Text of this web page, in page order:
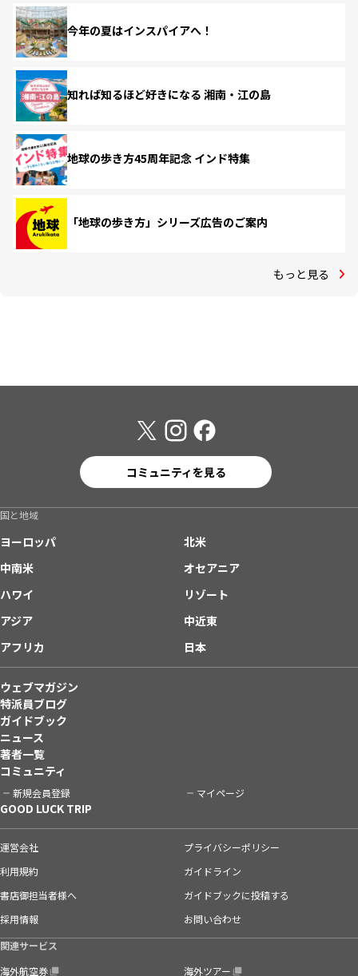
今年の夏はインスパイアへ！
知れば知るほど好きになる 湘南・江の島
地球の歩き方45周年記念 インド特集
「地球の歩き方」シリーズ広告のご案内
もっと見る
コミュニティを見る
国と地域
ヨーロッパ
北米
中南米
オセアニア
ハワイ
リゾート
アジア
中近東
アフリカ
日本
ウェブマガジン
特派員ブログ
ガイドブック
ニュース
著者一覧
コミュニティ
新規会員登録 マイページ
GOOD LUCK TRIP
運営会社
プライバシーポリシー
利用規約
ガイドライン
書店御担当者様へ
ガイドブックに投稿する
採用情報
お問い合わせ
関連サービス
海外航空券
海外ツアー